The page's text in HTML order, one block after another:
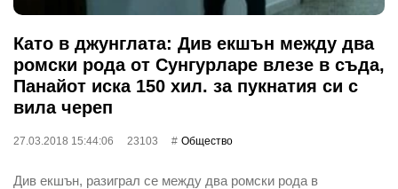
Като в джунглата: Див екшън между два
ромски рода от Сунгурларе влезе в съда,
Панайот иска 150 хил. за пукнатия си с
вила череп
27.03.2018 15:44:06 23103 Общество
Див екшън, разиграл се между два ромски рода в